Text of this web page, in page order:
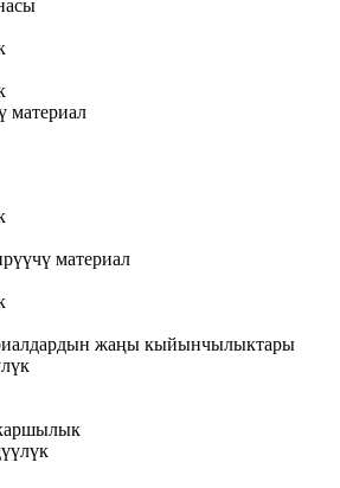
материал
материал
жаңы кыйынчылыктары